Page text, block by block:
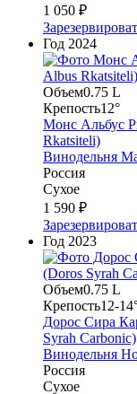
1 050 ₽
Год 2024
Объем0.75 L
Крепость12°
Монс Альбус
Rkatsiteli)
Винодельня
Россия
Сухое
1 590 ₽
Год 2023
Объем0.75 L
Крепость12-
Дорос Сира
Syrah Carbonic)
Винодельня
Россия
Сухое